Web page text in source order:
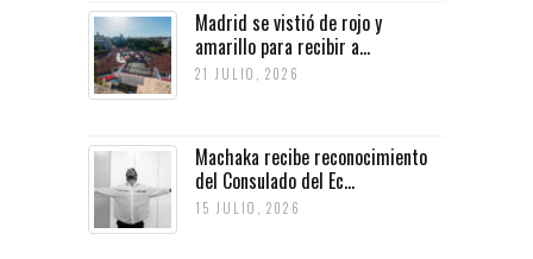
Madrid se vistió de rojo y
amarillo para recibir a...
21 JULIO, 2026
Machaka recibe reconocimiento
del Consulado del Ec...
15 JULIO, 2026